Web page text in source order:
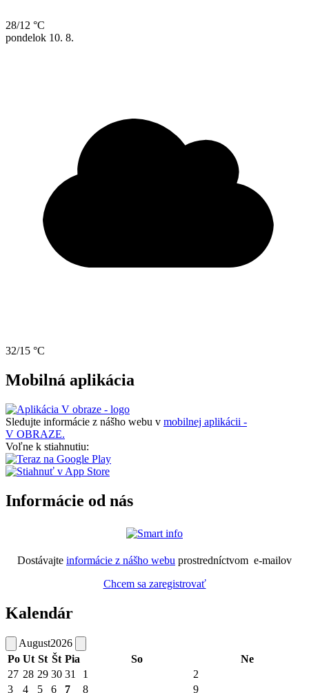
28/12 °C
pondelok 10. 8.
32/15 °C
Mobilná aplikácia
Sledujte informácie z nášho webu v mobilnej aplikácii -
V OBRAZE.
Voľne k stiahnutiu:
Informácie od nás
Dostávajte informácie z nášho webu prostredníctvom e-mailov
Chcem sa zaregistrovať
Kalendár
August2026
Po Ut St Št Pia So
Ne
27 28 29 30 31 1
2
3
4 5 6 7 8 9